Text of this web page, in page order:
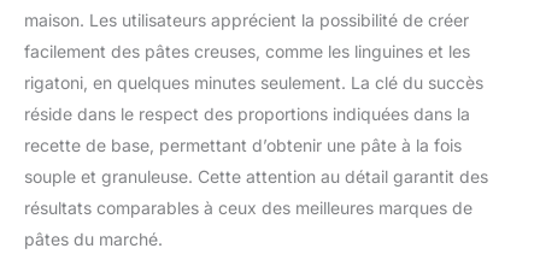
maison. Les utilisateurs apprécient la possibilité de créer
facilement des pâtes creuses, comme les linguines et les
rigatoni, en quelques minutes seulement. La clé du succès
réside dans le respect des proportions indiquées dans la
recette de base, permettant d’obtenir une pâte à la fois
souple et granuleuse. Cette attention au détail garantit des
résultats comparables à ceux des meilleures marques de
pâtes du marché.